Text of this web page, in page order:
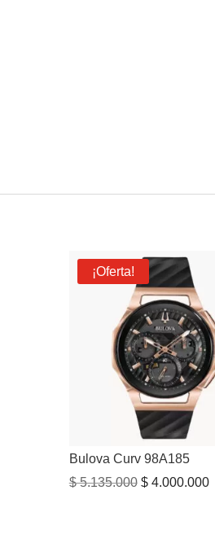
¡Oferta!
Bulova Curv 98A185
$5.135.000 El
$4.000.000El